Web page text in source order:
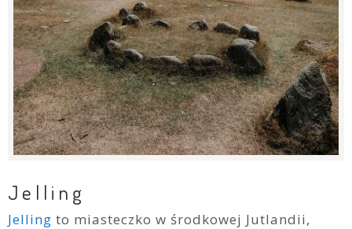
Jelling
Jelling to miasteczko w środkowej Jutlandii,